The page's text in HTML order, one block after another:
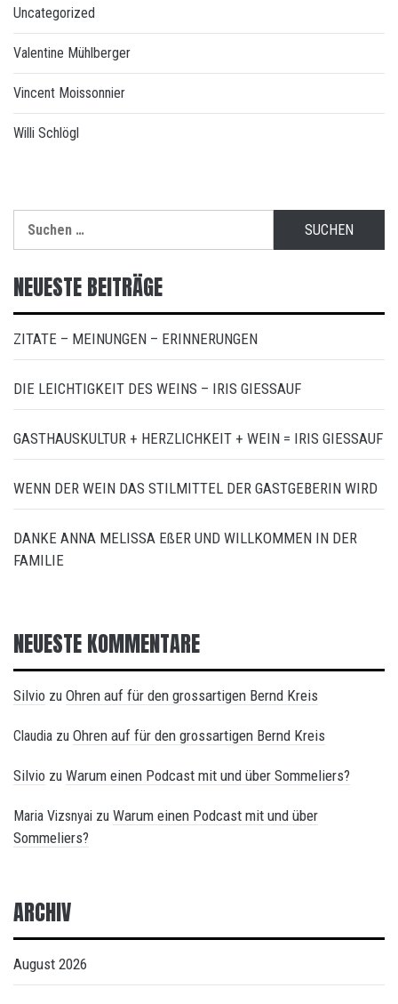
Uncategorized
Valentine Mühlberger
Vincent Moissonnier
Willi Schlögl
nach:
NEUESTE BEITRÄGE
ZITATE – MEINUNGEN – ERINNERUNGEN
DIE LEICHTIGKEIT DES WEINS – IRIS GIESSAUF
GASTHAUSKULTUR + HERZLICHKEIT + WEIN = IRIS GIESSAUF
WENN DER WEIN DAS STILMITTEL DER GASTGEBERIN WIRD
DANKE ANNA MELISSA EßER UND WILLKOMMEN IN DER
FAMILIE
NEUESTE KOMMENTARE
Silvio zu Ohren auf für den grossartigen Bernd Kreis
Claudia zu Ohren auf für den grossartigen Bernd Kreis
Silvio zu Warum einen Podcast mit und über Sommeliers?
Maria Vizsnyai zu Warum einen Podcast mit und über
Sommeliers?
ARCHIV
August 2026